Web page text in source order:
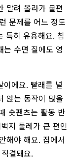
말려 올라가 불편
문제를 어느 정도
특히 유용해요. 침
는 수면 질에도 영
이에요. 빨래를 널
앉는 동작이 많을
숏팬츠는 활동 반
지 둘레가 큰 편인
해야 해요. 집에서
결돼요.